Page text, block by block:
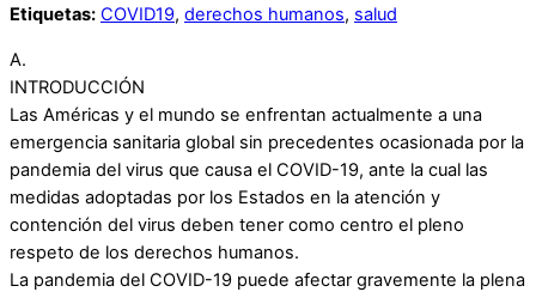
Etiquetas: COVID19, derechos humanos, salud
A.
INTRODUCCIÓN
Las Américas y el mundo se enfrentan actualmente a una
emergencia sanitaria global sin precedentes ocasionada por la
pandemia del virus que causa el COVID-19, ante la cual las
medidas adoptadas por los Estados en la atención y
contención del virus deben tener como centro el pleno
respeto de los derechos humanos.
La pandemia del COVID-19 puede afectar gravemente la plena